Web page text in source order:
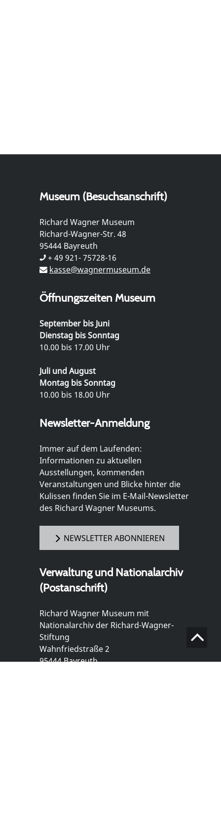
Museum (Besuchsanschrift)
Richard Wagner Museum
Richard-Wagner-Str. 48
95444 Bayreuth
+ 49 921- 75728-16
kasse@wagnermuseum.de
Öffnungszeiten Museum
September bis Juni
Dienstag bis Sonntag
10.00 bis 17.00 Uhr
Juli und August
Montag bis Sonntag
10.00 bis 18.00 Uhr
Newsletter-Anmeldung
Immer auf dem Laufenden:
Informationen zu aktuellen
Ausstellungen, kommenden
Veranstaltungen und Blicke hinter die
Kulissen finden Sie im E-Mail-Newsletter
des Richard Wagner Museums.
NEWSLETTER ABONNIEREN
Verwaltung und Nationalarchiv
(Postanschrift)
Richard Wagner Museum mit
Nationalarchiv der Richard-Wagner-
Stiftung
Wahnfriedstraße 2
95444 Bayreuth